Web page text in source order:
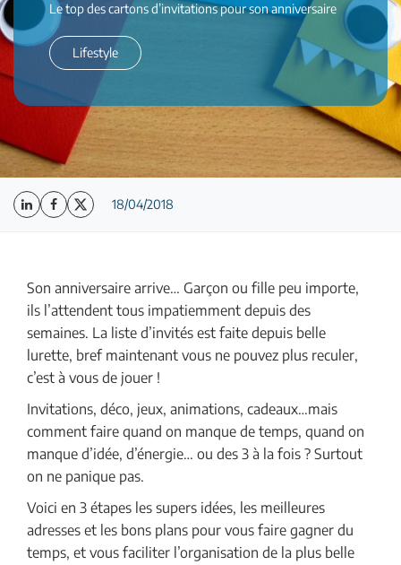
Le top des cartons d’invitations pour son anniversaire
Lifestyle
18/04/2018
Son anniversaire arrive… Garçon ou fille peu importe,
ils l’attendent tous impatiemment depuis des
semaines. La liste d’invités est faite depuis belle
lurette, bref maintenant vous ne pouvez plus reculer,
c’est à vous de jouer !
Invitations, déco, jeux, animations, cadeaux…mais
comment faire quand on manque de temps, quand on
manque d’idée, d’énergie… ou des 3 à la fois ? Surtout
on ne panique pas.
Voici en 3 étapes les supers idées, les meilleures
adresses et les bons plans pour vous faire gagner du
temps, et vous faciliter l’organisation de la plus belle